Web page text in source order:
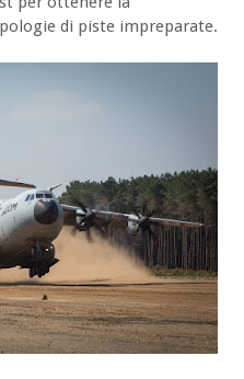
di piste impreparate.